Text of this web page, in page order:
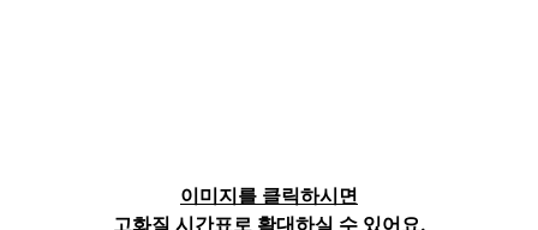
이미지를 클릭하시면
고화질 시간표로 확대하실 수 있어요.